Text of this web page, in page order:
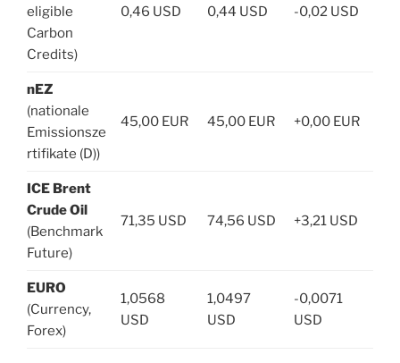
eligible
Carbon
Credits)
0,46 USD 0,44 USD -0,02 USD
nEZ
(nationale
Emissionsze
rtifikate (D))
45,00 EUR 45,00 EUR +0,00 EUR
ICE Brent
Crude Oil
(Benchmark
Future)
71,35 USD 74,56 USD +3,21 USD
EURO
(Currency,
Forex)
1,0568
USD
1,0497
USD
-0,0071
USD